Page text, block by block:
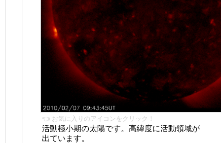
👈 お気に入りのアイコンをクリック！
活動極小期の太陽です。高緯度に活動領域が
出ています。